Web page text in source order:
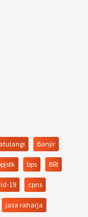
Banjir
bps BRI
19 cpns
jasa raharja